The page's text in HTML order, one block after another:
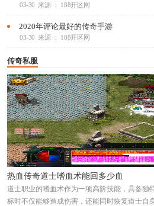
03-30 来源 ： 188开区网
2020年评论最好的传奇手游
03-30 来源 ： 188开区网
传奇私服
热血传奇道士嗜血术能回多少血
道士职业的嗜血术作为一项高阶技能，具备独
标时不仅能够造成伤害，还能同时恢复道士自